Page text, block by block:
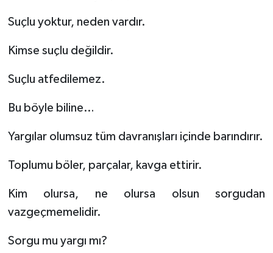
Suçlu yoktur, neden vardır.
Kimse suçlu değildir.
Suçlu atfedilemez.
Bu böyle biline…
Yargılar olumsuz tüm davranışları içinde barındırır.
Toplumu böler, parçalar, kavga ettirir.
Kim olursa, ne olursa olsun sorgudan
vazgeçmemelidir.
Sorgu mu yargı mı?